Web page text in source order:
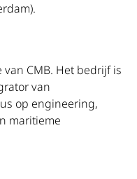
van CMB. Het bedrijf is
van
op engineering,
maritieme